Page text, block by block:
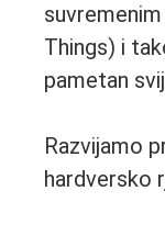
Things) i
pametan
Razvijamo
hardversko